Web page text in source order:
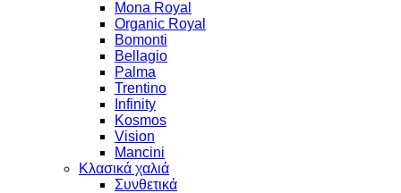
Mona Royal
Organic Royal
Bomonti
Bellagio
Palma
Trentino
Infinity
Kosmos
Vision
Mancini
Κλασικά χαλιά
Συνθετικά